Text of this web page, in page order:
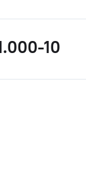
10